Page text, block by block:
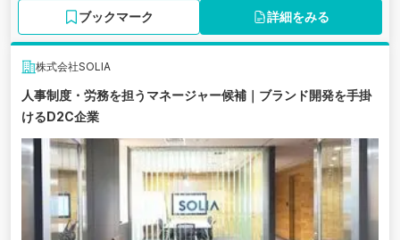
ブックマーク 詳細をみる
株式会社SOLIA
人事制度・労務を担うマネージャー候補｜ブランド開発を手掛
けるD2C企業